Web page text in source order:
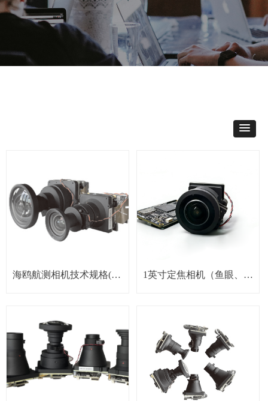
海鸥航测相机技术规格(一 1英寸定焦相机（鱼眼、广